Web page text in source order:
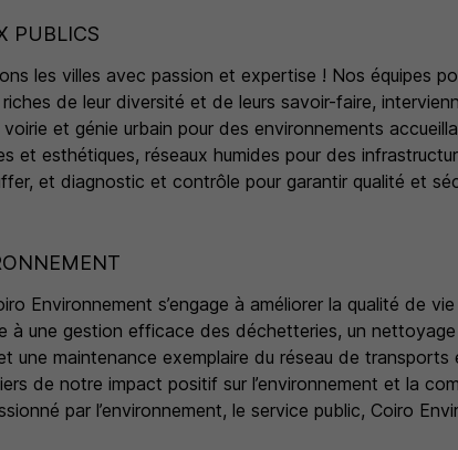
PUBLICS
les villes avec passion et expertise ! Nos équipes
de leur diversité et de leurs savoir-faire,
et génie urbain pour des environnements
et esthétiques, réseaux humides pour des
et diagnostic et contrôle pour garantir qualité et
Environnement s’engage à améliorer la qualité de
à une gestion efficace des déchetteries, un
une maintenance exemplaire du réseau de transports
de notre impact positif sur l’environnement et la
par l’environnement, le service public, Coiro